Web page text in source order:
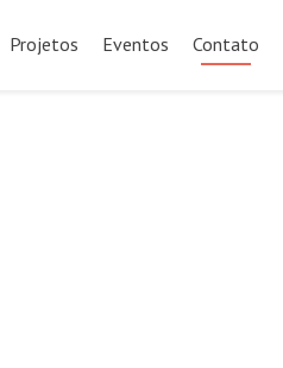
Projetos Eventos Contato